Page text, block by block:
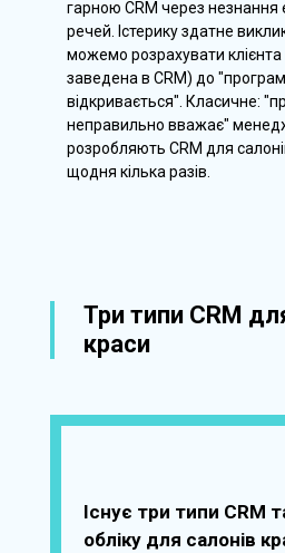
гарною CRM через
речей. Істерику здатне
можемо розрахувати
заведена в CRM) до
відкривається". Класичне:
неправильно вважає"
розробляють CRM для
щодня кілька разів.
Три типи CRM
краси
Існує три типи CRM
обліку для салонів